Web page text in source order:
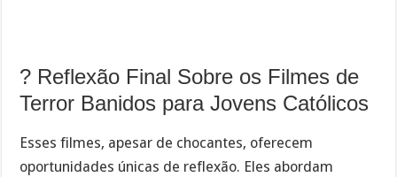
?️ Reflexão Final Sobre os Filmes de
Terror Banidos para Jovens Católicos
Esses filmes, apesar de chocantes, oferecem
oportunidades únicas de reflexão. Eles abordam